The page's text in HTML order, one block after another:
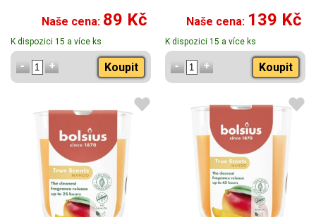
Naše cena: 89 Kč
K dispozici 15 a více ks
Koupit
Naše cena: 139 Kč
K dispozici 15 a více ks
Koupit